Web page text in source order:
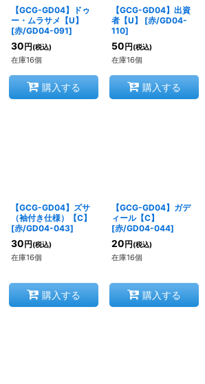
【GCG-GD04】ドゥ
ー・ムラサメ【U】
[赤/GD04-091]
30 円 (税込)
在庫16個
購入する
【GCG-GD04】出資
者【U】
[赤/GD04-
110]
50 円 (税込)
在庫16個
購入する
【GCG-GD04】ズサ
（袖付き仕様）【C】
[赤/GD04-043]
30 円 (税込)
在庫16個
購入する
【GCG-GD04】ガデ
ィール【C】
[赤/GD04-044]
20 円 (税込)
在庫16個
購入する